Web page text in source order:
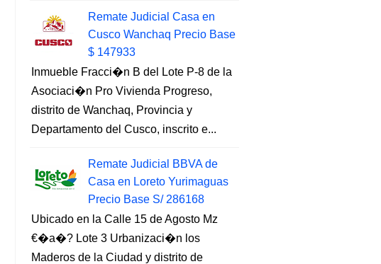
Remate Judicial Casa en
Cusco Wanchaq Precio Base
$ 147933
Inmueble Fracci�n B del Lote P-8 de la
Asociaci�n Pro Vivienda Progreso,
distrito de Wanchaq, Provincia y
Departamento del Cusco, inscrito e...
Remate Judicial BBVA de
Casa en Loreto Yurimaguas
Precio Base S/ 286168
Ubicado en la Calle 15 de Agosto Mz
€�a�? Lote 3 Urbanizaci�n los
Maderos de la Ciudad y distrito de